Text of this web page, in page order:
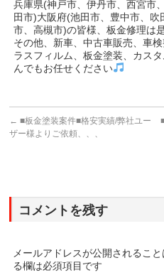
兵庫県(神戸市、伊丹市、西宮市
田市)大阪府(池田市、豊中市、
市、高槻市)の皆様、板金修理は
その他、新車、中古車販売、車
ラスフィルム、板金塗装、カス
んでもお任せください
← ■板金塗装案件■格安実績/弊社ユー
ザー様よりご依頼、、、
コメントを残す
メールアドレスが公開されること
る欄は必須項目です